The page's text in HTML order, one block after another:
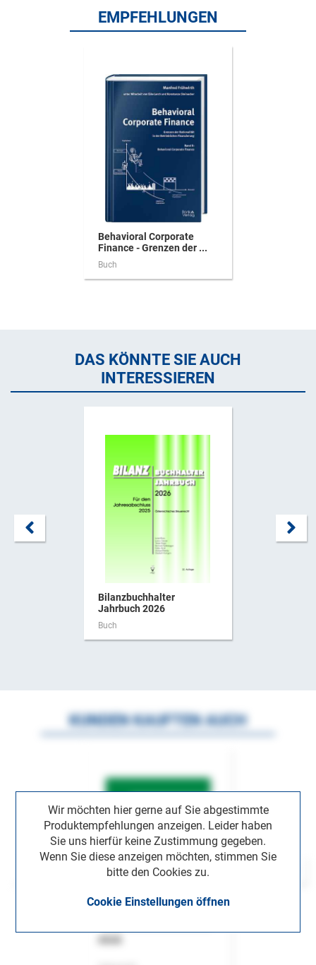
EMPFEHLUNGEN
Behavioral Corporate
Finance - Grenzen der ...
Buch
DAS KÖNNTE SIE AUCH
INTERESSIEREN
Bilanzbuchhalter
Jahrbuch 2026
Buch
Wir möchten hier gerne auf Sie abgestimmte
Produktempfehlungen anzeigen. Leider haben
Sie uns hierfür keine Zustimmung gegeben.
Wenn Sie diese anzeigen möchten, stimmen Sie
bitte den Cookies zu.
Cookie Einstellungen öffnen
KUNDEN KAUFTEN AUCH